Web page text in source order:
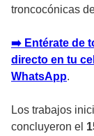
troncocónicas
➡️ Entérate de
directo en tu
WhatsApp.
Los trabajos
concluyeron el